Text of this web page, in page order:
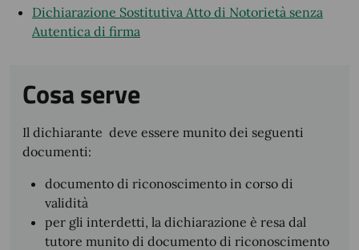
Dichiarazione Sostitutiva Atto di Notorietà senza
Autentica di firma
Cosa serve
Il dichiarante deve essere munito dei seguenti
documenti:
documento di riconoscimento in corso di
validità
per gli interdetti, la dichiarazione è resa dal
tutore munito di documento di riconoscimento